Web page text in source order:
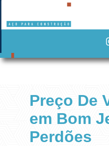
Preço De
em Bom
Perdões